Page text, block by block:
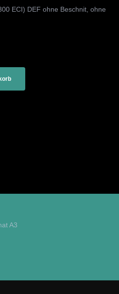
ECI) DEF ohne Beschnit, ohne
A3